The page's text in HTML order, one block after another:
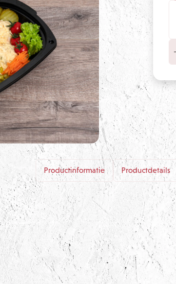
Productinformatie Productdetails